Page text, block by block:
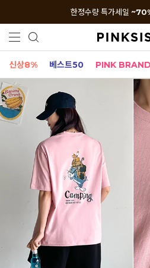
한정수량 특가세일
신상8% 베스트50 PINK BRAND